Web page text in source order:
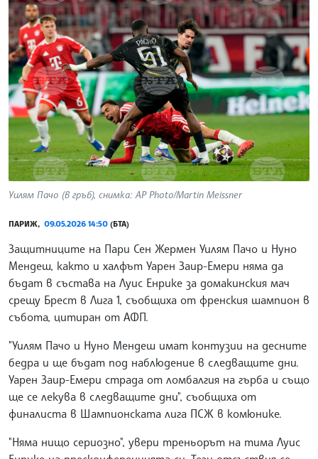
Уилям Пачо (в гръб), снимка: AP Photo/Martin Meissner
ПАРИЖ, 09.05.2026 14:50 (БТА)
Защитниците на Пари Сен Жермен Уилям Пачо и Нуно
Мендеш, както и халфът Уарен Заир-Емери няма да
бъдат в състава на Луис Енрике за домакинския мач
срещу Брест в Лига 1, съобщиха от френския шампион в
събота, цитиран от АФП.
"Уилям Пачо и Нуно Мендеш имат контузии на десните
бедра и ще бъдат под наблюдение в следващите дни.
Уарен Заир-Емери страда от ломбалгия на гърба и също
ще се лекува в следващите дни", съобщиха от
финалиста в Шампионската лига ПСЖ в комюнике.
"Няма нищо сериозно", увери треньорът на тима Луис